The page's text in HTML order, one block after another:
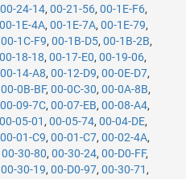
00-24-14, 00-21-56, 00-1E-F6,
00-1E-4A, 00-1E-7A, 00-1E-79,
00-1C-F9, 00-1B-D5, 00-1B-2B,
00-18-18, 00-17-E0, 00-19-06,
00-14-A8, 00-12-D9, 00-0E-D7,
00-0B-BF, 00-0C-30, 00-0A-8B,
00-09-7C, 00-07-EB, 00-08-A4,
00-05-01 , 00-05-74, 00-04-DE,
00-01-C9, 00-01-C7, 00-02-4A,
00-30-80, 00-30-24, 00-D0-FF,
00-30-19, 00-D0-97, 00-30-71 ,